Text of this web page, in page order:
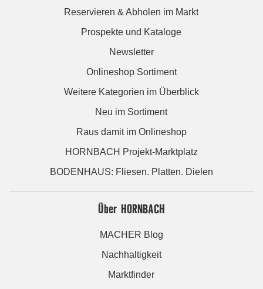
Reservieren & Abholen im Markt
Prospekte und Kataloge
Newsletter
Onlineshop Sortiment
Weitere Kategorien im Überblick
Neu im Sortiment
Raus damit im Onlineshop
HORNBACH Projekt-Marktplatz
BODENHAUS: Fliesen. Platten. Dielen
Über HORNBACH
MACHER Blog
Nachhaltigkeit
Marktfinder